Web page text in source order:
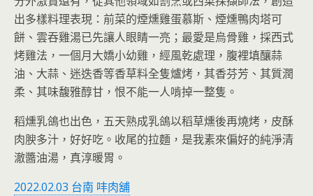
出多樣料理表現：前菜的煙燻雞蛋慕斯、煙燻鴨肉塔可
餅、雲吞雞湯已先讓人眼睛一亮；最愛是烏骨雞，採西式
烤雞法，一個月大嬌小幼雞，經風乾處理，腹裡填釀蒜
油、大蒜、迷迭香等香草料全隻爐烤，其香芬芳、其質潤
柔、其味馥雅醇甘，恨不能一人啃掉一整隻。
稻燻乳鴿也出色，五天熟成乳鴿以稻草燻後再燒烤，皮酥
肉腴多汁，好好吃。收尾的拉麵，是我素來偏好的純淨清
澈醬油湯，真淳暖胃。
2022.02.03 台南 㕩肉舖